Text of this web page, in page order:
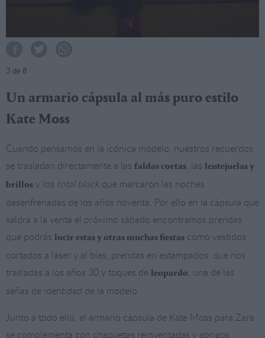
3 de 8
Un armario cápsula al más puro estilo
Kate Moss
Cuando pensamos en la icónica modelo, nuestros recuerdos
se trasladan directamente a las faldas cortas, las lentejuelas y
brillos y los total black que marcaron las noches
desenfrenadas de los años noventa. Por ello en la cápsula que
saldrá a la venta el próximo sábado encontramos prendas
que podrás lucir estas y otras muchas fiestas como vestidos
cortados a láser y al bies, prendas en estampados que nos
trasladas a los años 30 y toques de leopardo, una de las
señas de identidad de la modelo.
Junto a todo ello, el armario cápsula de Kate Moss para Zara
se complementa con chaquetas reinventadas y abrigos